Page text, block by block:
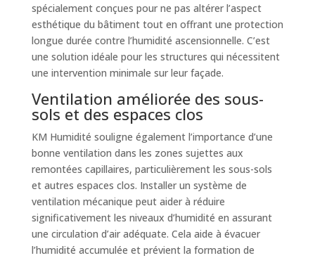
spécialement conçues pour ne pas altérer l’aspect
esthétique du bâtiment tout en offrant une protection
longue durée contre l’humidité ascensionnelle. C’est
une solution idéale pour les structures qui nécessitent
une intervention minimale sur leur façade.
Ventilation améliorée des sous-
sols et des espaces clos
KM Humidité souligne également l’importance d’une
bonne ventilation dans les zones sujettes aux
remontées capillaires, particulièrement les sous-sols
et autres espaces clos. Installer un système de
ventilation mécanique peut aider à réduire
significativement les niveaux d’humidité en assurant
une circulation d’air adéquate. Cela aide à évacuer
l’humidité accumulée et prévient la formation de